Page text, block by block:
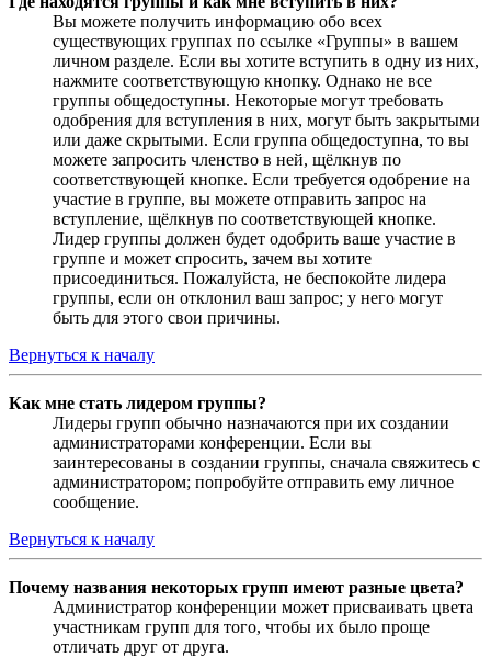
Вы можете получить информацию обо всех
существующих группах по ссылке «Группы» в вашем
личном разделе. Если вы хотите вступить в одну из них,
нажмите соответствующую кнопку. Однако не все
группы общедоступны. Некоторые могут требовать
одобрения для вступления в них, могут быть закрытыми
или даже скрытыми. Если группа общедоступна, то вы
можете запросить членство в ней, щёлкнув по
соответствующей кнопке. Если требуется одобрение на
участие в группе, вы можете отправить запрос на
вступление, щёлкнув по соответствующей кнопке.
Лидер группы должен будет одобрить ваше участие в
группе и может спросить, зачем вы хотите
присоединиться. Пожалуйста, не беспокойте лидера
группы, если он отклонил ваш запрос; у него могут
быть для этого свои причины.
Вернуться к началу
Как мне стать лидером группы?
Лидеры групп обычно назначаются при их создании
администраторами конференции. Если вы
заинтересованы в создании группы, сначала свяжитесь с
администратором; попробуйте отправить ему личное
сообщение.
Вернуться к началу
Почему названия некоторых групп имеют разные цвета?
Администратор конференции может присваивать цвета
участникам групп для того, чтобы их было проще
отличать друг от друга.